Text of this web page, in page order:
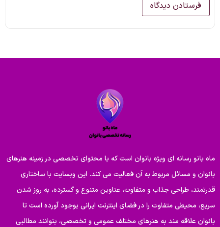
ماه بانو رسانه ای ویژه بانوان است که با محتوای تخصصی در زمینه هنرهای
بانوان و مسائل مربوط به آن فعالیت می کند. این وبسایت با ساختاری
قدرتمند، طراحی جذاب و متفاوت، عناوین متنوع و گسترده، به روز شدن
سریع، محیطی متفاوت را در فضای اینترنت ایرانی بوجود آورده است تا
بانوان علاقه مند به هنرهای مختلف عمومی و تخصصی، بتوانند مطالبی